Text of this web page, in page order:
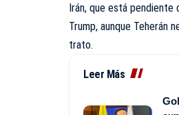
Irán, que está pendiente
Trump, aunque Teherán
trato.
Leer Más